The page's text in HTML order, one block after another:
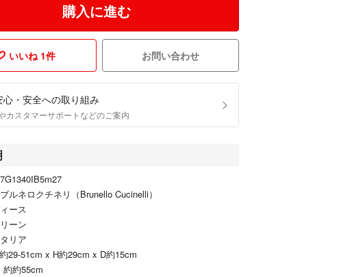
購入に進む
いいね 1件 お問い合わせ
心・安全への取り組み
カスタマーサポートなどのご案内
ルネロクチネリ（Brunello Cucinelli）
ース
ーン
リア
29‐51cm x H約29cm x D約15cm
約約55cm